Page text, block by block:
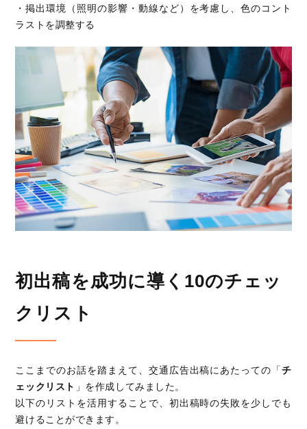
・掲出環境（照明の影響・動線など）を考慮し、色のコント
ラストを調整する
初出稿を成功に導く10のチェッ
クリスト
ここまでのお話を踏まえて、交通広告出稿にあたっての「チ
ェックリスト 」を作成してみました。
以下のリストを活用することで、初出稿時の失敗を少しでも
避けることができます。